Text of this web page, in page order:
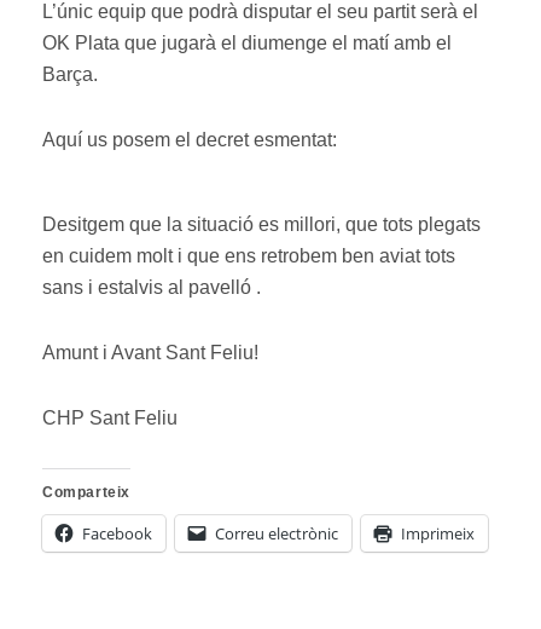
L’únic equip que podrà disputar el seu partit serà el
OK Plata que jugarà el diumenge el matí amb el
Barça.
Aquí us posem el decret esmentat:
Desitgem que la situació es millori, que tots plegats
en cuidem molt i que ens retrobem ben aviat tots
sans i estalvis al pavelló .
Amunt i Avant Sant Feliu!
CHP Sant Feliu
Comparteix
Facebook Correu electrònic Imprimeix